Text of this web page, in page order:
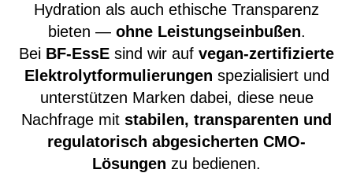
Hydration als auch ethische Transparenz
bieten — ohne Leistungseinbußen.
Bei BF-EssE sind wir auf vegan-zertifizierte
Elektrolytformulierungen spezialisiert und
unterstützen Marken dabei, diese neue
Nachfrage mit stabilen, transparenten und
regulatorisch abgesicherten CMO-
Lösungen zu bedienen.